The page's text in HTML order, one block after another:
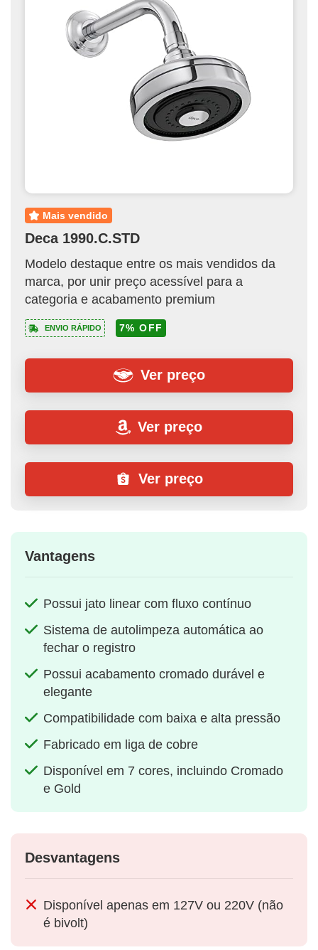
mais vendido
Deca 1990.C.STD
Modelo destaque entre os mais vendidos da
marca, por unir preço acessível para a
categoria e acabamento premium
ENVIO RÁPIDO 7% OFF
Ver preço
Ver preço
Ver preço
Vantagens
Possui jato linear com fluxo contínuo
Sistema de autolimpeza automática ao
fechar o registro
Possui acabamento cromado durável e
elegante
Compatibilidade com baixa e alta pressão
Fabricado em liga de cobre
Disponível em 7 cores, incluindo Cromado
e Gold
Desvantagens
Disponível apenas em 127V ou 220V (não
é bivolt)